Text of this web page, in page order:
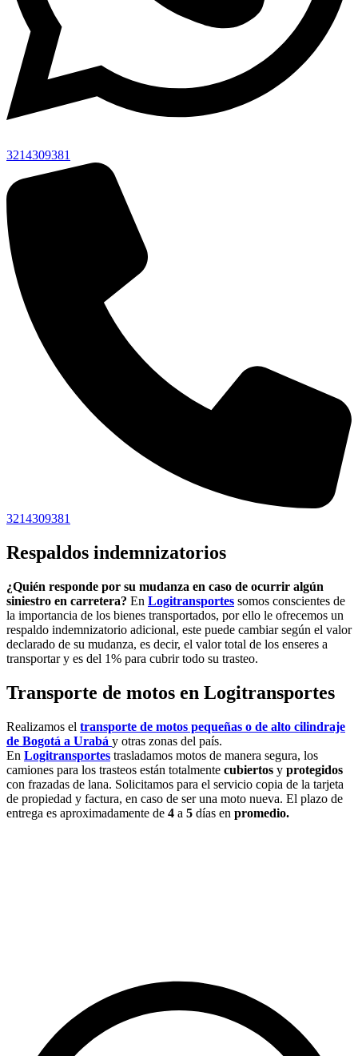
3214309381
3214309381
Respaldos indemnizatorios
¿Quién responde por su mudanza en caso de ocurrir algún
siniestro en carretera? En Logitransportes somos conscientes de
la importancia de los bienes transportados, por ello le ofrecemos un
respaldo indemnizatorio adicional, este puede cambiar según el valor
declarado de su mudanza, es decir, el valor total de los enseres a
transportar y es del 1% para cubrir todo su trasteo.
Transporte de motos en Logitransportes
Realizamos el transporte de motos pequeñas o de alto cilindraje
de Bogotá a Urabá y otras zonas del país.
En Logitransportes trasladamos motos de manera segura, los
camiones para los trasteos están totalmente cubiertos y protegidos
con frazadas de lana. Solicitamos para el servicio copia de la tarjeta
de propiedad y factura, en caso de ser una moto nueva. El plazo de
entrega es aproximadamente de 4 a 5 días en promedio.